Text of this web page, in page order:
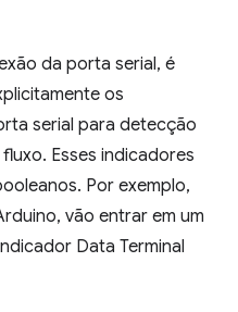
da porta serial, é
os
serial para detecção
Esses indicadores
Por exemplo,
vão entrar em um
Data Terminal